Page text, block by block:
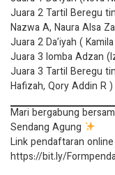
Juara 2 Tartil Beregu
Nazwa A, Naura Alsa
Juara 2 Da’iyah (
Juara 3 lomba Adzan
Juara 3 Tartil Beregu
Hafizah, Qory Addin R )
Mari bergabung
Sendang Agung
Link pendaftaran online
https://bit.ly/